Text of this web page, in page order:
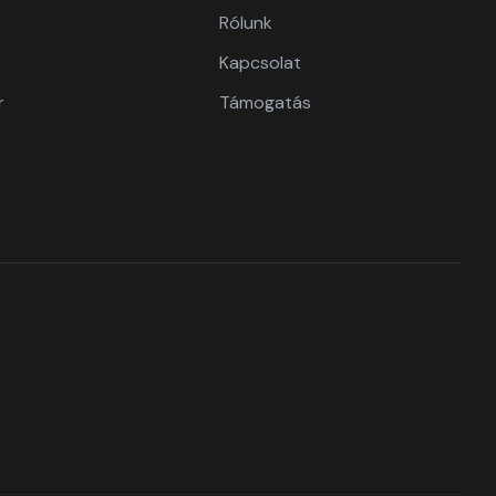
Rólunk
Kapcsolat
Támogatás